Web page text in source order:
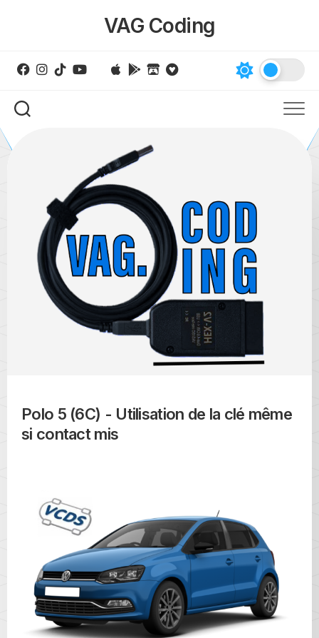
VAG Coding
Polo 5 (6C) - Utilisation de la clé même
si contact mis